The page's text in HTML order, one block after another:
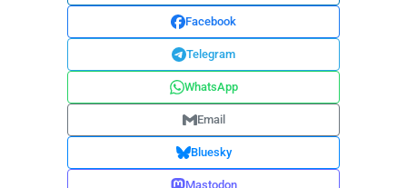
Facebook
Telegram
WhatsApp
Email
Bluesky
Mastodon